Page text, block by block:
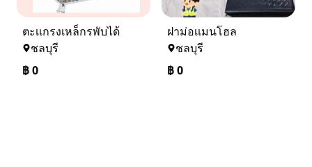
ตะเเกรงเหล็กรพับได้
ชลบุรี
฿0
ฝาม่อเเมนโฮล
ชลบุรี
฿0